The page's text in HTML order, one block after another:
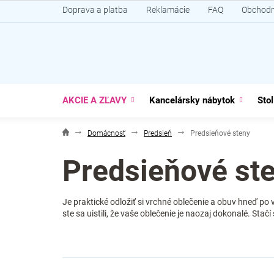
na
Doprava a platba Reklamácie FAQ
AKCIE A ZĽAVY Kancelársky nábytok
Domácnosť Predsieň Predsieňové steny
Predsieňové
Je praktické odložiť si vrchné oblečenie a obuv hneď po
ste sa uistili, že vaše oblečenie je naozaj dokonalé.